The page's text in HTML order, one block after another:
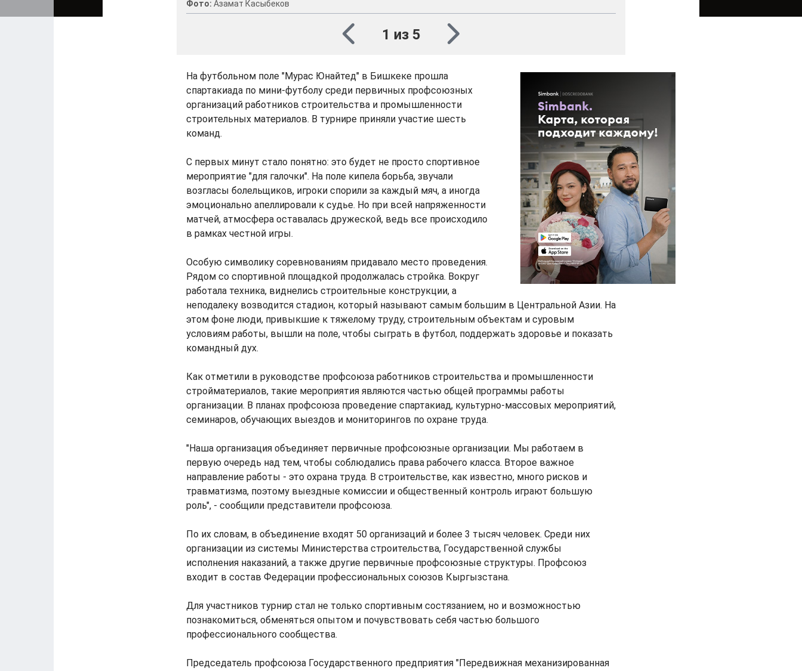
Фото: Азамат Касыбеков
1 из 5
На футбольном поле "Мурас Юнайтед" в Бишкеке прошла
спартакиада по мини-футболу среди первичных профсоюзных
организаций работников строительства и промышленности
строительных материалов. В турнире приняли участие шесть
команд.
С первых минут стало понятно: это будет не просто спортивное
мероприятие "для галочки". На поле кипела борьба, звучали
возгласы болельщиков, игроки спорили за каждый мяч, а иногда
эмоционально апеллировали к судье. Но при всей напряженности
матчей, атмосфера оставалась дружеской, ведь все происходило
в рамках честной игры.
Особую символику соревнованиям придавало место проведения.
Рядом со спортивной площадкой продолжалась стройка. Вокруг
работала техника, виднелись строительные конструкции, а
неподалеку возводится стадион, который называют самым большим в Центральной Азии. На
этом фоне люди, привыкшие к тяжелому труду, строительным объектам и суровым
условиям работы, вышли на поле, чтобы сыграть в футбол, поддержать здоровье и показать
командный дух.
Как отметили в руководстве профсоюза работников строительства и промышленности
стройматериалов, такие мероприятия являются частью общей программы работы
организации. В планах профсоюза проведение спартакиад, культурно-массовых мероприятий,
семинаров, обучающих выездов и мониторингов по охране труда.
"Наша организация объединяет первичные профсоюзные организации. Мы работаем в
первую очередь над тем, чтобы соблюдались права рабочего класса. Второе важное
направление работы - это охрана труда. В строительстве, как известно, много рисков и
травматизма, поэтому выездные комиссии и общественный контроль играют большую
роль", - сообщили представители профсоюза.
По их словам, в объединение входят 50 организаций и более 3 тысяч человек. Среди них
организации из системы Министерства строительства, Государственной службы
исполнения наказаний, а также другие первичные профсоюзные структуры. Профсоюз
входит в состав Федерации профессиональных союзов Кыргызстана.
Для участников турнир стал не только спортивным состязанием, но и возможностью
познакомиться, обменяться опытом и почувствовать себя частью большого
профессионального сообщества.
Председатель профсоюза Государственного предприятия "Передвижная механизированная